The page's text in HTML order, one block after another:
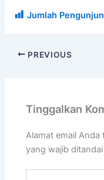
Jumlah
PREVIOUS
Tinggalkan
Alamat email Anda
yang wajib ditandai